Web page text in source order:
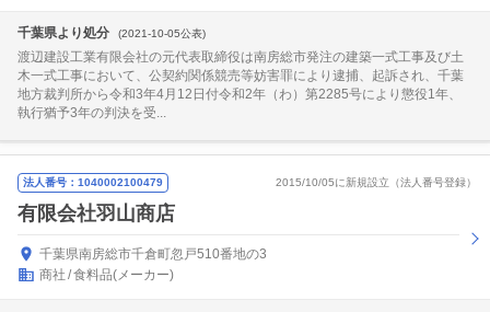
千葉県より処分 (2021-10-05公表)
渡辺建設工業有限会社の元代表取締役は南房総市発注の建築一式工事及び土
木一式工事において、公契約関係競売等妨害罪により逮捕、起訴され、千葉
地方裁判所から令和3年4月12日付令和2年（わ）第2285号により懲役1年、
執行猶予3年の判決を受...
法人番号：1040002100479 2015/10/05に新規設立（法人番号登録）
有限会社羽山商店
千葉県南房総市千倉町忽戸510番地の3
商社 食料品(メーカー)